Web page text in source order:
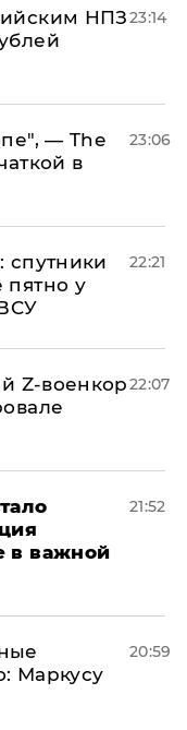
НПЗ23:14
— The
в
23:06
спутники
пятно у
22:21
Z-военкор22:07
в важной
21:52
Маркусу
20:59